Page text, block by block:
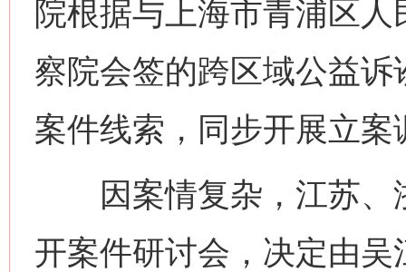
院根据与上海市青浦区
察院会签的跨区域公益
案件线索，同步开展立案
因案情复杂，江苏、
开案件研讨会，决定由